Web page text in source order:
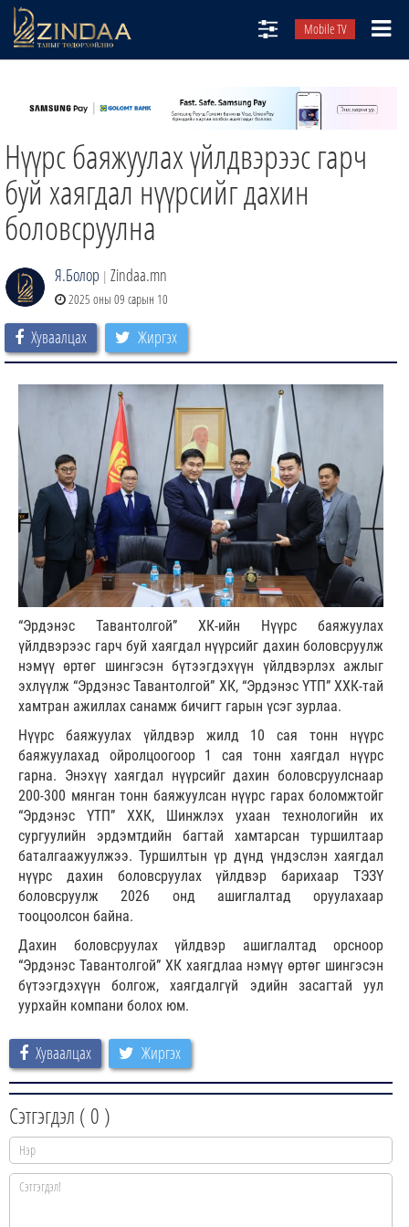
Mobile TV
ТВ8
ӨГЛӨӨНИЙ СОНИН
АУДИО ЗОХИОЛ
ЗИНДАА СЭТГҮҮЛ
Нүүрс баяжуулах үйлдвэрээс гарч
буй хаягдал нүүрсийг дахин
боловсруулна
Я.Болор | Zindaa.mn
2025 оны 09 сарын 10
Хуваалцах Жиргэх
“Эрдэнэс Тавантолгой” ХК-ийн Нүүрс баяжуулах
үйлдвэрээс гарч буй хаягдал нүүрсийг дахин боловсруулж
нэмүү өртөг шингэсэн бүтээгдэхүүн үйлдвэрлэх ажлыг
эхлүүлж “Эрдэнэс Тавантолгой” ХК, “Эрдэнэс ҮТП” ХХК-тай
хамтран ажиллах санамж бичигт гарын үсэг зурлаа.
Нүүрс баяжуулах үйлдвэр жилд 10 сая тонн нүүрс
баяжуулахад ойролцоогоор 1 сая тонн хаягдал нүүрс
гарна. Энэхүү хаягдал нүүрсийг дахин боловсруулснаар
200-300 мянган тонн баяжуулсан нүүрс гарах боломжтойг
“Эрдэнэс ҮТП” ХХК, Шинжлэх ухаан технологийн их
сургуулийн эрдэмтдийн багтай хамтарсан туршилтаар
баталгаажуулжээ. Туршилтын үр дүнд үндэслэн хаягдал
нүүрс дахин боловсруулах үйлдвэр барихаар ТЭЗҮ
боловсруулж 2026 онд ашиглалтад оруулахаар
тооцоолсон байна.
Дахин боловсруулах үйлдвэр ашиглалтад орсноор
“Эрдэнэс Тавантолгой” ХК хаягдлаа нэмүү өртөг шингэсэн
бүтээгдэхүүн болгож, хаягдалгүй эдийн засагтай уул
уурхайн компани болох юм.
Хуваалцах Жиргэх
Сэтгэгдэл ( 0 )